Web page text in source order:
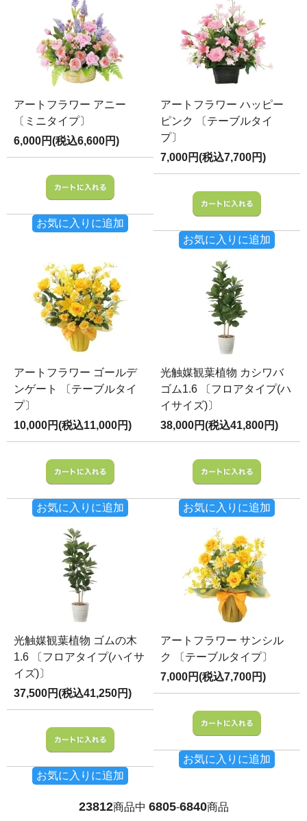
アートフラワー アニー
〔ミニタイプ〕
6,000円(税込6,600円)
お気に入りに追加
アートフラワー ハッピー
ピンク 〔テーブルタイ
プ〕
7,000円(税込7,700円)
お気に入りに追加
アートフラワー ゴールデ
ンゲート 〔テーブルタイ
プ〕
10,000円(税込11,000円)
お気に入りに追加
光触媒観葉植物 カシワバ
ゴム1.6 〔フロアタイプ(ハ
イサイズ)〕
38,000円(税込41,800円)
お気に入りに追加
光触媒観葉植物 ゴムの木
1.6 〔フロアタイプ(ハイサ
イズ)〕
37,500円(税込41,250円)
お気に入りに追加
アートフラワー サンシル
ク 〔テーブルタイプ〕
7,000円(税込7,700円)
お気に入りに追加
23812商品中 6805-6840商品